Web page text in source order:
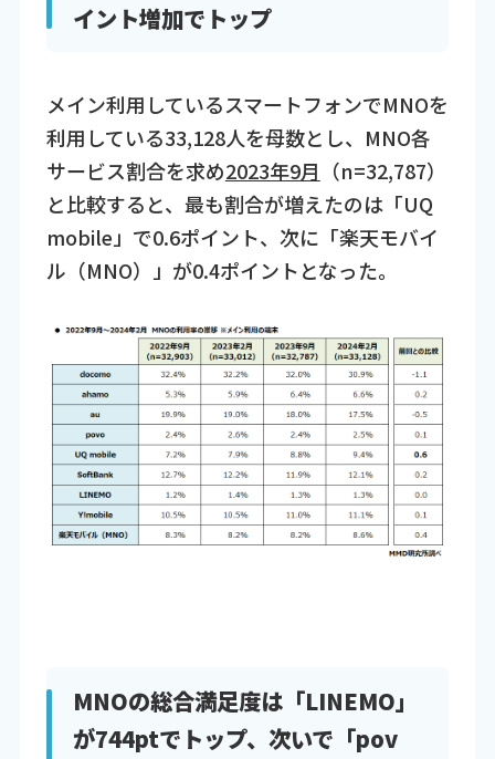
イント増加でトップ
メイン利用しているスマートフォンでMNOを
利用している33,128人を母数とし、MNO各
サービス割合を求め2023年9月 （n=32,787）
と比較すると、最も割合が増えたのは「UQ
mobile」で0.6ポイント、次に「楽天モバイ
ル（MNO）」が0.4ポイントとなった。
MNOの総合満足度は「LINEMO」
が744ptでトップ、次いで「pov